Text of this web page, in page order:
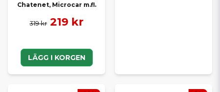
Chatenet, Microcar m.fl.
319 kr 219 kr
LÄGG I KORGEN